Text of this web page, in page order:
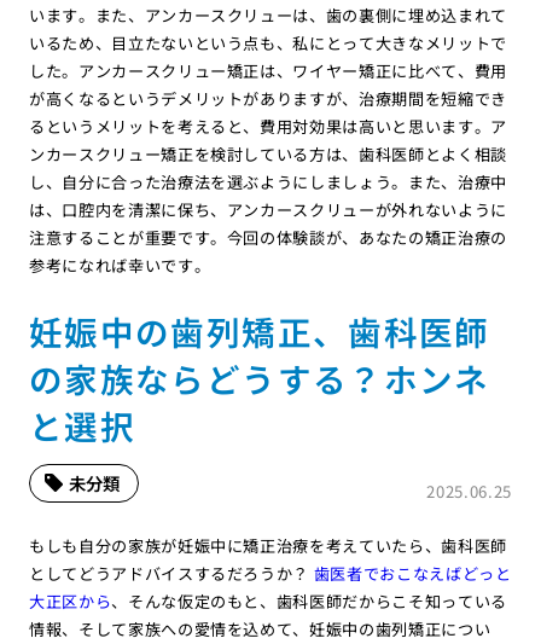
います。また、アンカースクリューは、歯の裏側に埋め込まれて
いるため、目立たないという点も、私にとって大きなメリットで
した。アンカースクリュー矯正は、ワイヤー矯正に比べて、費用
が高くなるというデメリットがありますが、治療期間を短縮でき
るというメリットを考えると、費用対効果は高いと思います。ア
ンカースクリュー矯正を検討している方は、歯科医師とよく相談
し、自分に合った治療法を選ぶようにしましょう。また、治療中
は、口腔内を清潔に保ち、アンカースクリューが外れないように
注意することが重要です。今回の体験談が、あなたの矯正治療の
参考になれば幸いです。
妊娠中の歯列矯正、歯科医師
の家族ならどうする？ホンネ
と選択
2025.06.25
未分類
もしも自分の家族が妊娠中に矯正治療を考えていたら、歯科医師
としてどうアドバイスするだろうか？ 歯医者でおこなえばどっと
大正区から、そんな仮定のもと、歯科医師だからこそ知っている
情報、そして家族への愛情を込めて、妊娠中の歯列矯正につい